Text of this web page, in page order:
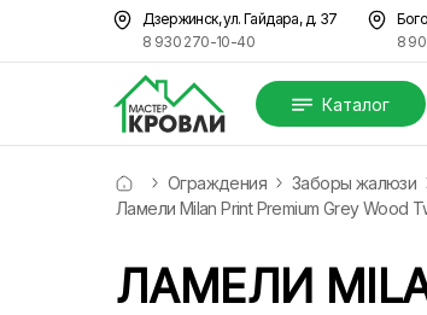
Дзержинск, ул. Гайдара, д. 37
8 930 270-10-40
8
Каталог
Ограждения Заборы жалюзи
Ламели Milan Print Premium Grey Wood
ЛАМЕЛИ